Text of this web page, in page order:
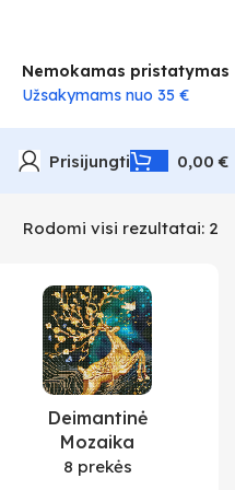
Nemokamas pristatymas
Užsakymams nuo 35 €
Prisijungti 0,00€
Rodomi visi rezultatai: 2
Deimantinė
Mozaika
8 prekės